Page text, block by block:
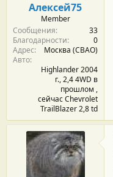
Алексей75
Member
Сообщения
33
Благодарности
0
Адрес
Москва (СВАО)
Авто
Highlander 2004
г., 2,4 4WD в
прошлом ,
сейчас Chevrolet
TrailBlazer 2,8 td